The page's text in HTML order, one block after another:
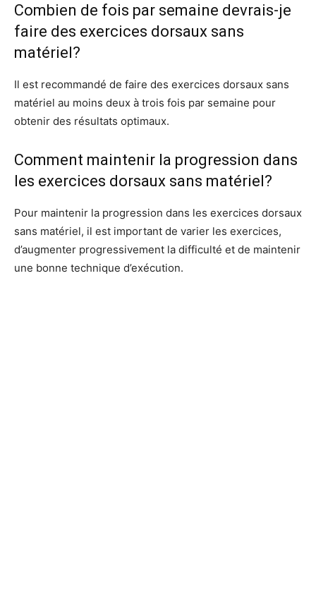
Combien de fois par semaine devrais-je
faire des exercices dorsaux sans
matériel?
Il est recommandé de faire des exercices dorsaux sans
matériel au moins deux à trois fois par semaine pour
obtenir des résultats optimaux.
Comment maintenir la progression dans
les exercices dorsaux sans matériel?
Pour maintenir la progression dans les exercices dorsaux
sans matériel, il est important de varier les exercices,
d’augmenter progressivement la difficulté et de maintenir
une bonne technique d’exécution.